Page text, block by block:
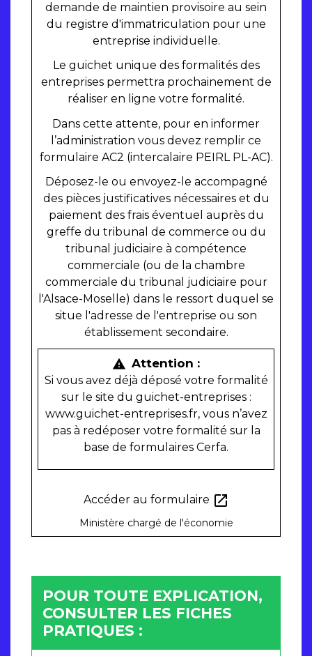
demande de maintien provisoire au sein
du registre d'immatriculation pour une
entreprise individuelle.
Le guichet unique des formalités des
entreprises permettra prochainement de
réaliser en ligne votre formalité.
Dans cette attente, pour en informer
l’administration vous devez remplir ce
formulaire AC2 (intercalaire PEIRL PL-AC).
Déposez-le ou envoyez-le accompagné
des pièces justificatives nécessaires et du
paiement des frais éventuel auprès du
greffe du tribunal de commerce ou du
tribunal judiciaire à compétence
commerciale (ou de la chambre
commerciale du tribunal judiciaire pour
l'Alsace-Moselle) dans le ressort duquel se
situe l'adresse de l'entreprise ou son
établissement secondaire.
warning Attention :
Si vous avez déjà déposé votre formalité
sur le site du guichet-entreprises :
www.guichet-entreprises.fr, vous n’avez
pas à redéposer votre formalité sur la
base de formulaires Cerfa.
Accéder au formulaire open_in_new
Ministère chargé de l'économie
POUR TOUTE EXPLICATION,
CONSULTER LES FICHES
PRATIQUES :